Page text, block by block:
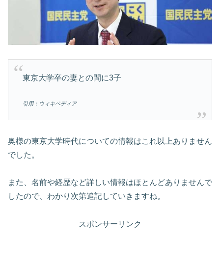
東京大学卒の妻との間に3子
引用：ウィキペディア
奥様の東京大学時代についての情報はこれ以上ありません
でした。
また、名前や経歴など詳しい情報はほとんどありませんで
したので、わかり次第追記していきますね。
スポンサーリンク